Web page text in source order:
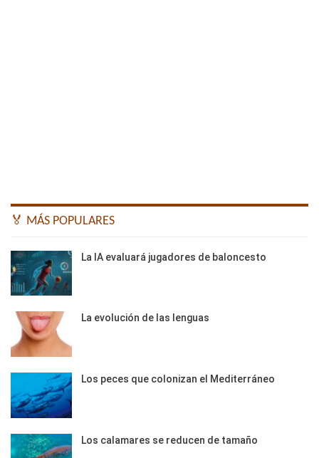
🏅 MÁS POPULARES
La IA evaluará jugadores de baloncesto
La evolución de las lenguas
Los peces que colonizan el Mediterráneo
Los calamares se reducen de tamaño